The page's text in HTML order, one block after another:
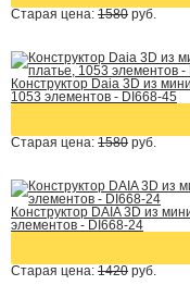
Старая цена: 1580 руб.
Конструктор Daia 3D из
1053 элементов - DI668-45
Старая цена: 1580 руб.
Конструктор DAIA 3D из
элементов - DI668-24
Старая цена: 1420 руб.